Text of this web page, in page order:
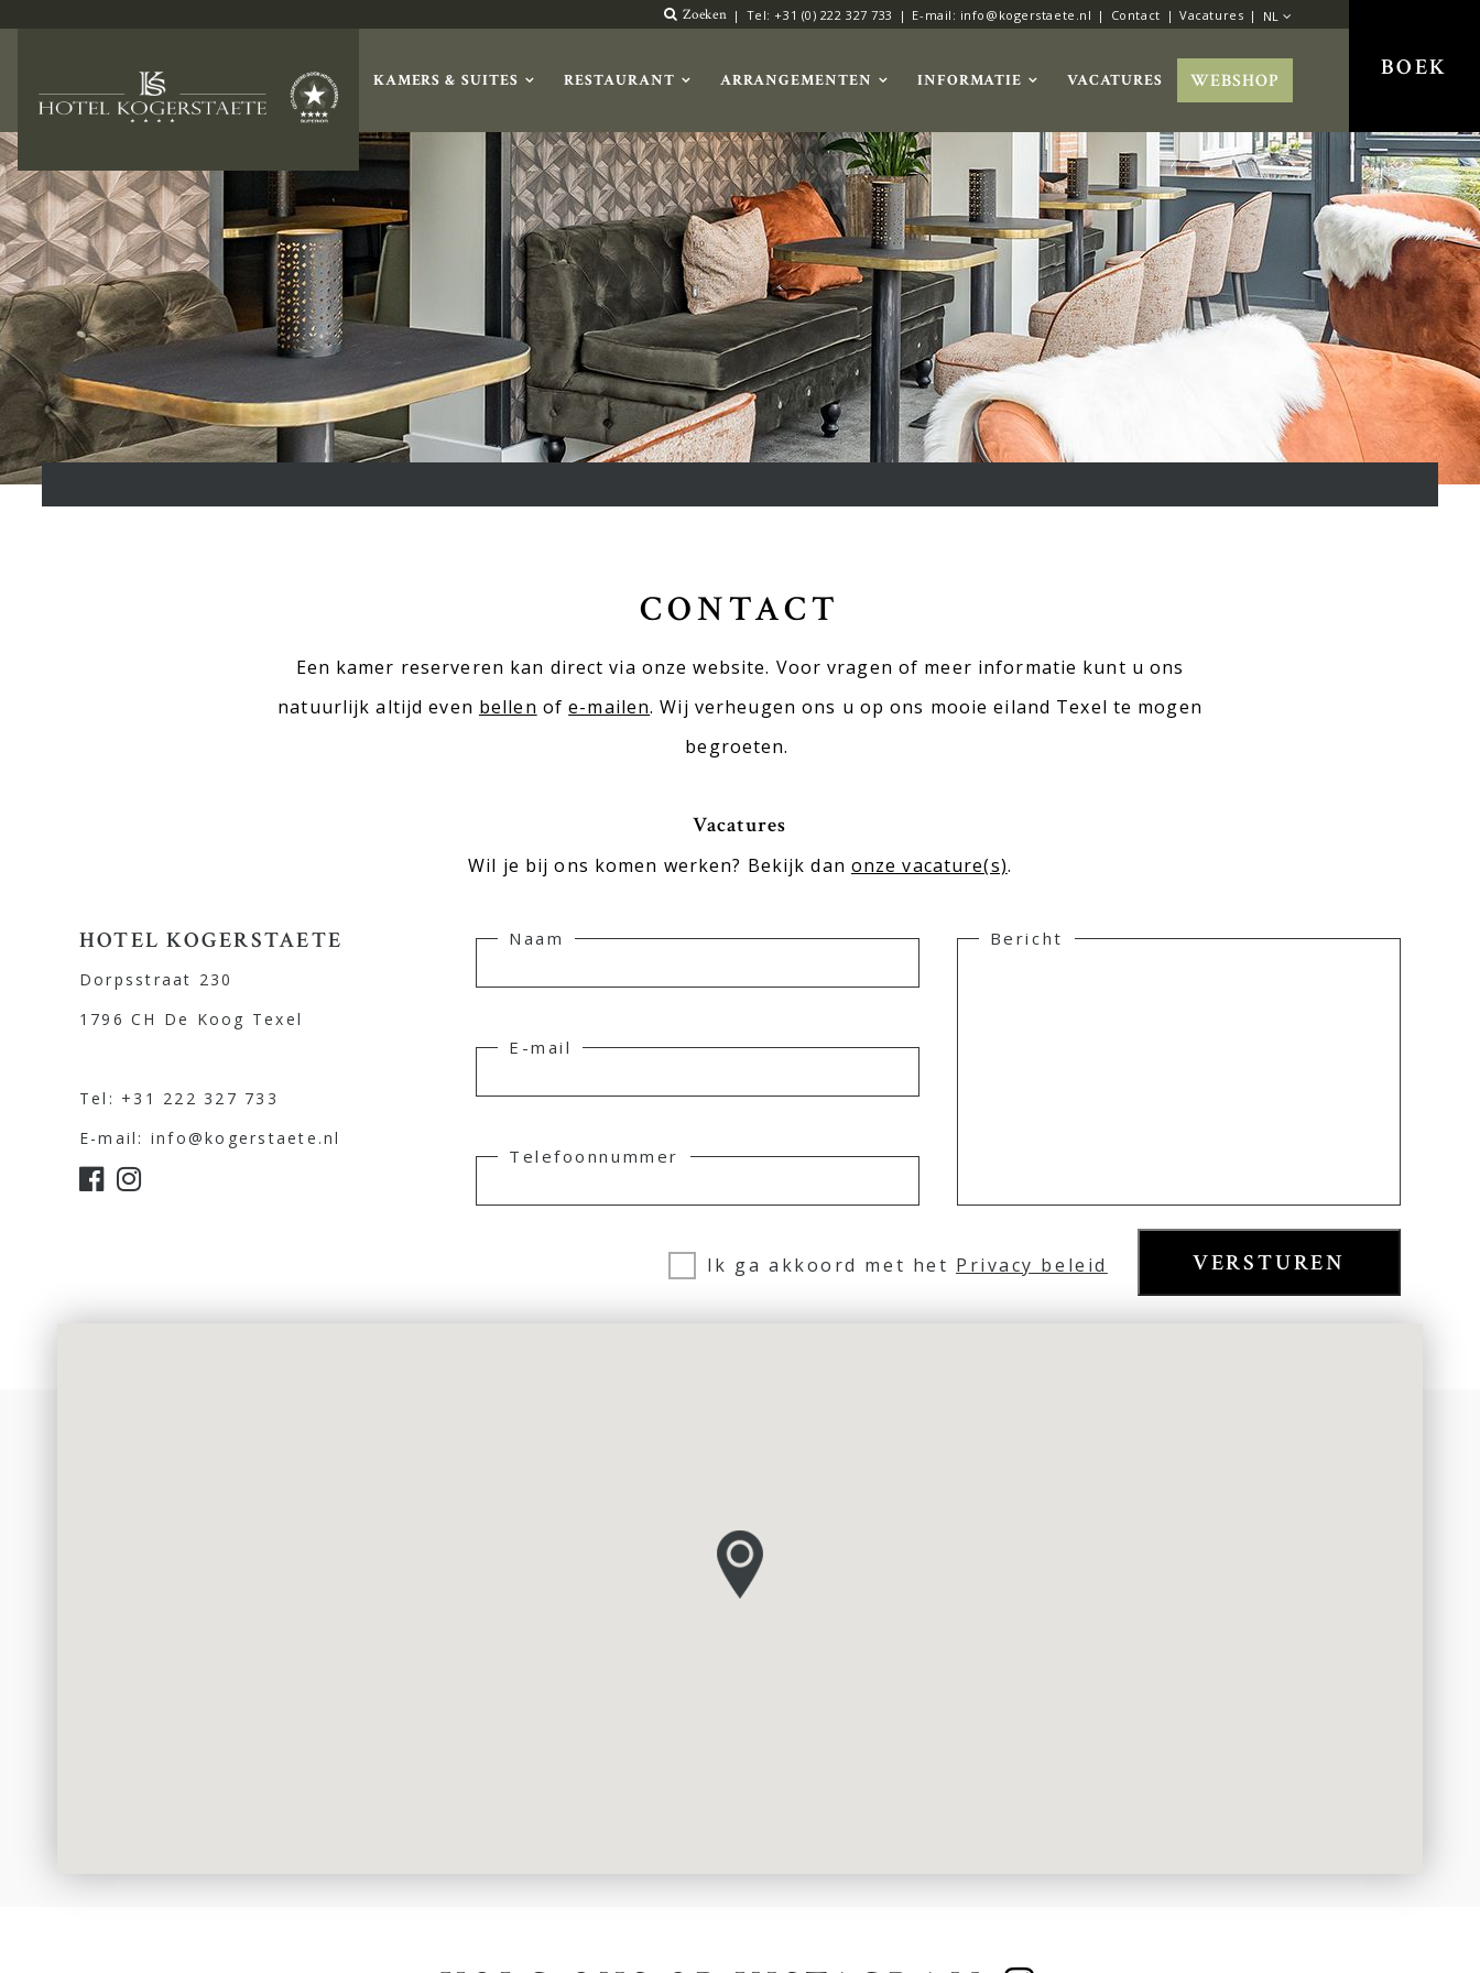
BOEK
Zoeken Tel: +31 (0) 222 327 733 E-mail: info@kogerstaete.nl Contact Vacatures NL
KAMERS & SUITES RESTAURANT ARRANGEMENTEN INFORMATIE VACATURES WEBSHOP
CONTACT
Een kamer reserveren kan direct via onze website. Voor vragen of meer informatie kunt u ons
natuurlijk altijd even bellen ofe-mailen. Wij verheugen ons u op ons mooie eiland Texel te mogen
begroeten.
Vacatures
Wil je bij ons komen werken? Bekijk dan onze vacature(s).
HOTEL KOGERSTAETE
Dorpsstraat 230
1796 CH De Koog Texel
Tel: +31 222 327 733
E-mail: info@kogerstaete.nl
Naam
E-mail
Telefoonnummer
Bericht
Ik ga akkoord met het Privacy beleid VERSTUREN